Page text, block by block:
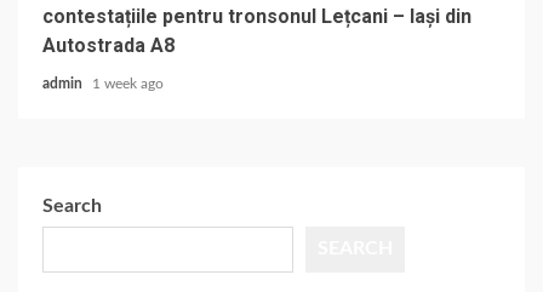
contestațiile pentru tronsonul Lețcani – Iași din
Autostrada A8
admin 1 week ago
Search